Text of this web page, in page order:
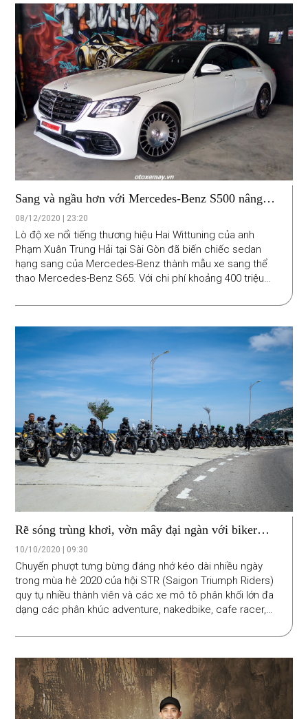
Sang và ngầu hơn với Mercedes-Benz S500 nâng
cấp S65 tại Sài Gòn
08/12/2020 | 23:20
Lò độ xe nổi tiếng thương hiệu Hai Wittuning của anh
Phạm Xuân Trung Hải tại Sài Gòn đã biến chiếc sedan
hạng sang của Mercedes-Benz thành mẫu xe sang thể
thao Mercedes-Benz S65. Với chi phí khoảng 400 triệu
chiếc xe độc đáo so với những chiếc S500 tiêu chuẩn
Rẽ sóng trùng khơi, vờn mây đại ngàn với biker
Saigon Triumph Riders
10/10/2020 | 09:30
Chuyến phượt tưng bừng đáng nhớ kéo dài nhiều ngày
trong mùa hè 2020 của hội STR (Saigon Triumph Riders)
quy tụ nhiều thành viên và các xe mô tô phân khối lớn đa
dạng các phân khúc adventure, nakedbike, cafe racer,